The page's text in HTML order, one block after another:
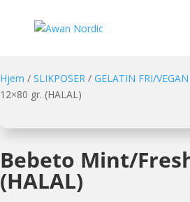
Hjem / SLIKPOSER / GELATIN FRI/VEGAN
12×80 gr. (HALAL)
Bebeto Mint/
(HALAL)